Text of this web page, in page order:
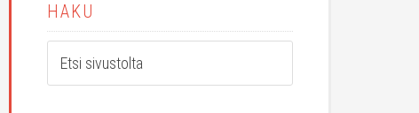
HAKU